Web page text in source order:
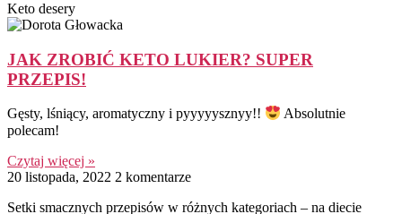
Keto desery
JAK ZROBIĆ KETO LUKIER? SUPER
PRZEPIS!
Gęsty, lśniący, aromatyczny i pyyyyysznyy!!
Absolutnie
polecam!
Czytaj więcej »
20 listopada, 2022 2 komentarze
Setki smacznych przepisów w różnych kategoriach – na diecie